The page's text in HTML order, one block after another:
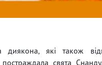
диякона, які також
свята